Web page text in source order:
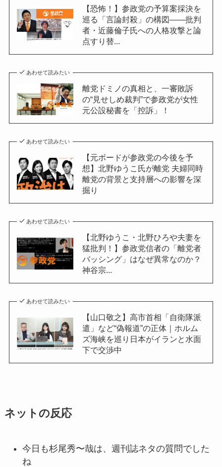
【恐怖！】参政党の予算案採決を
巡る「言論封殺」の構図——批判
者・近藤倫子氏への人格攻撃と論
点すり替...
あわせて読みたい
離党ドミノの真相と、一審敗訴
の“見せしめ裁判”で参政党が女性
元公設秘書を「控訴」！
あわせて読みたい
【元ボードが参政党の今後を予
想】北野ゆうこ氏が離党 夫婦同時
離党の背景と支持層への影響を深
掘り
あわせて読みたい
【北野ゆうこ・北野ひろや夫妻を
猛批判！】参政党信者の「離党者
バッシング」はなぜ異常なのか？
神谷宗...
あわせて読みたい
【山口敬之】高市首相「自衛隊派
遣」など“偽報道”の正体｜ホルム
ズ海峡を巡り日本がイランと水面
下で交渉中
ネットの反応
今日も杉尾秀〜哉は、週刊誌ネタの質問でした
ね